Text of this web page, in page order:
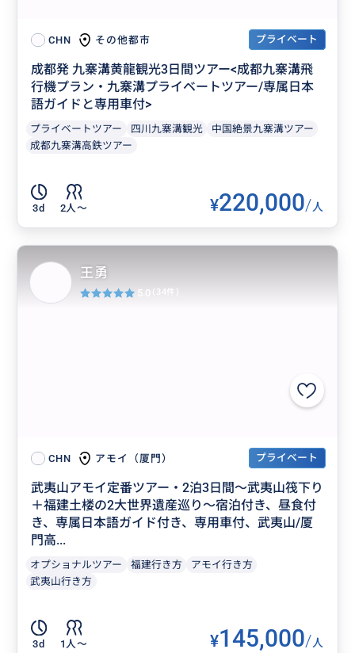
CHN その他都市 プライベート
成都発 九寨溝黄龍観光3日間ツアー<成都九寨溝飛
行機プラン・九寨溝プライベートツアー/専属日本
語ガイドと専用車付>
プライベートツアー 四川九寨溝観光
中国絶景九寨溝ツアー
成都九寨溝高鉄ツアー
3d 2人〜 ¥220,000/人
CHN アモイ（厦門） プライベート
武夷山アモイ定番ツアー・2泊3日間～武夷山筏下り
＋福建土楼の2大世界遺産巡り～宿泊付き、昼食付
き、専属日本語ガイド付き、専用車付、武夷山/厦
門高...
オプショナルツアー 福建行き方
アモイ行き方
武夷山行き方
3d 1人〜 ¥145,000/人
王勇
5.0 (34件)